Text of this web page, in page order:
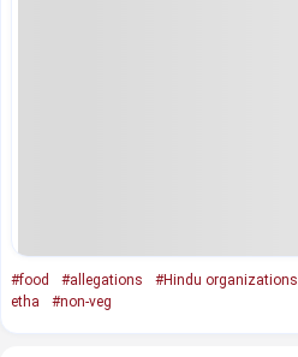
#food #allegations #Hindu organizations
etha
#non-veg